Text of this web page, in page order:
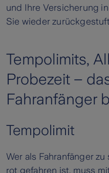
und Ihre Versicherung
Sie wieder
Tempolimits,
Probezeit –
Fahranfänger
Tempolimit
Wer als Fahranfänger
rot gefahren ist, muss